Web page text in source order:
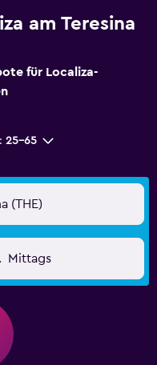
am Teresina
für Localiza-
25-65
(THE)
Mittags